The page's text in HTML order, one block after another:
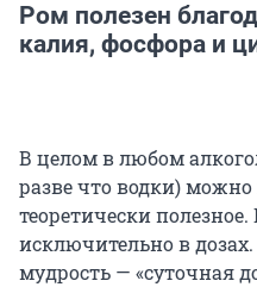
Ром полезен
калия, фосфора и
В целом в любом
разве что водки)
теоретически
исключительно в
мудрость — «суточная